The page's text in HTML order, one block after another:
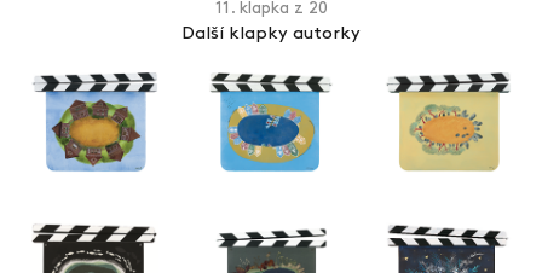
11. klapka z 20
Další klapky autorky